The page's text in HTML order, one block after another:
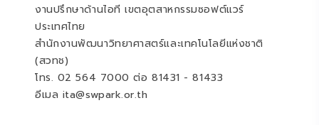
งานปรึกษาด้านไอที เขตอุตสาหกรรมซอฟต์แวร์
ประเทศไทย
สำนักงานพัฒนาวิทยาศาสตร์และเทคโนโลยีแห่งชาติ
(สวทช)
โทร. 02 564 7000 ต่อ 81431 - 81433
อีเมล ita@swpark.or.th